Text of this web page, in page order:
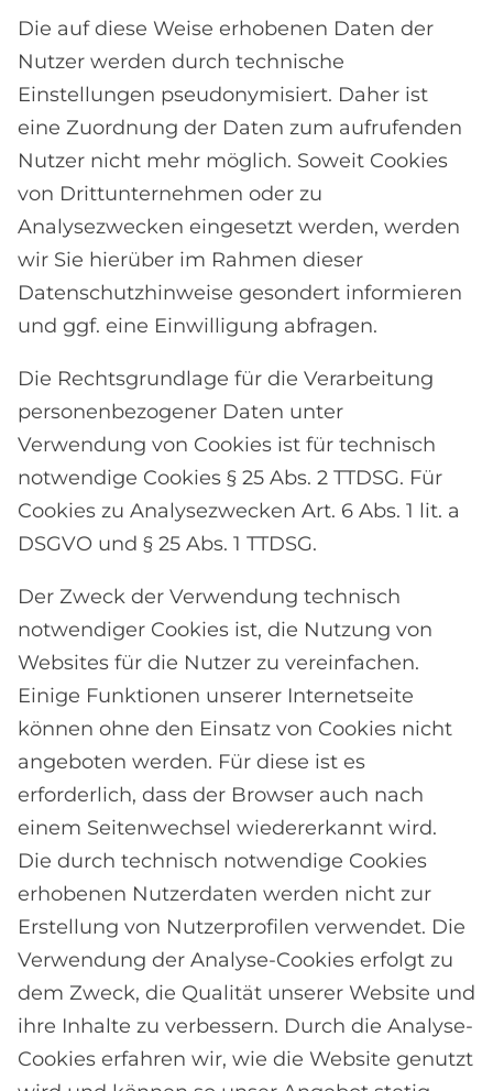
Die auf diese Weise erhobenen Daten der
Nutzer werden durch technische
Einstellungen pseudonymisiert. Daher ist
eine Zuordnung der Daten zum aufrufenden
Nutzer nicht mehr möglich. Soweit Cookies
von Drittunternehmen oder zu
Analysezwecken eingesetzt werden, werden
wir Sie hierüber im Rahmen dieser
Datenschutzhinweise gesondert informieren
und ggf. eine Einwilligung abfragen.
Die Rechtsgrundlage für die Verarbeitung
personenbezogener Daten unter
Verwendung von Cookies ist für technisch
notwendige Cookies § 25 Abs. 2 TTDSG. Für
Cookies zu Analysezwecken Art. 6 Abs. 1 lit. a
DSGVO und § 25 Abs. 1 TTDSG.
Der Zweck der Verwendung technisch
notwendiger Cookies ist, die Nutzung von
Websites für die Nutzer zu vereinfachen.
Einige Funktionen unserer Internetseite
können ohne den Einsatz von Cookies nicht
angeboten werden. Für diese ist es
erforderlich, dass der Browser auch nach
einem Seitenwechsel wiedererkannt wird.
Die durch technisch notwendige Cookies
erhobenen Nutzerdaten werden nicht zur
Erstellung von Nutzerprofilen verwendet. Die
Verwendung der Analyse-Cookies erfolgt zu
dem Zweck, die Qualität unserer Website und
ihre Inhalte zu verbessern. Durch die Analyse-
Cookies erfahren wir, wie die Website genutzt